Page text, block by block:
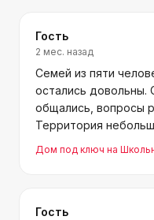
Гость
2 мес. назад
Семей из пяти
остались довольны.
общались, вопросы
Территория
не хватает — место
Дом под ключ на
Гость